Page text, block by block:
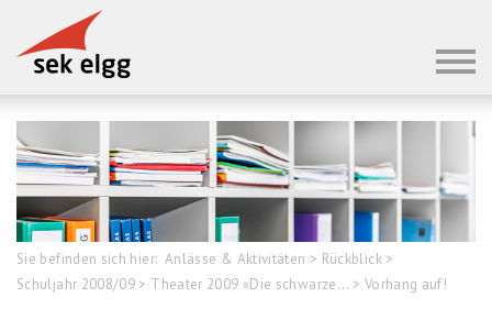
Sie befinden sich hier: Anlässe & Aktivitäten > Rückblick >
Schuljahr 2008/09 > Theater 2009 «Die schwarze... > Vorhang auf!